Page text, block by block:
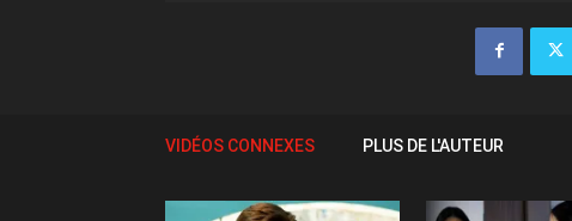
VIDÉOS CONNEXES PLUS DE L'AUTEUR